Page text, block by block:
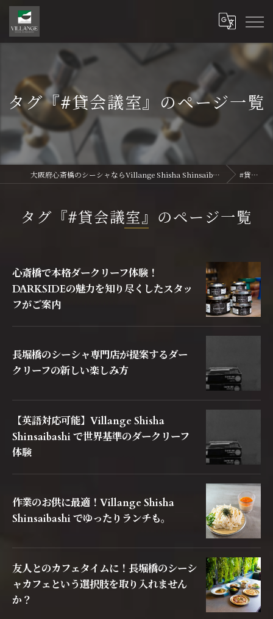
タグ『#貸会議室』のページ一覧
大阪府心斎橋のシーシャならVillange Shisha Shinsaibasi〜ヴィランジュ シーシャ 心斎橋 #貸会議室
タグ『#貸会議室』のページ一覧
心斎橋で本格ダークリーフ体験！
DARKSIDEの魅力を知り尽くしたスタッ
フがご案内
長堀橋のシーシャ専門店が提案するダー
クリーフの新しい楽しみ方
【英語対応可能】Villange Shisha
Shinsaibashi で世界基準のダークリーフ
体験
作業のお供に最適！Villange Shisha
Shinsaibashi でゆったりランチも。
友人とのカフェタイムに！長堀橋のシーシ
ャカフェという選択肢を取り入れません
か？